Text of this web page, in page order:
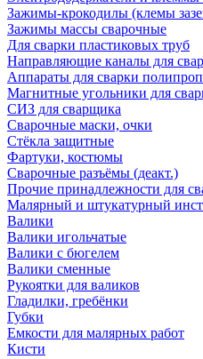
Зажимы-крокодилы (клемы
Зажимы массы сварочные
Для сварки пластиковых труб
Направляющие каналы для
Аппараты для сварки
Магнитные угольники для
СИЗ для сварщика
Сварочные маски, очки
Стёкла защитные
Фартуки, костюмы
Сварочные разъёмы (деакт.)
Прочие принадлежности для
Малярный и штукатурный
Валики
Валики игольчатые
Валики с бюгелем
Валики сменные
Рукоятки для валиков
Гладилки, гребёнки
Губки
Емкости для малярных работ
Кисти